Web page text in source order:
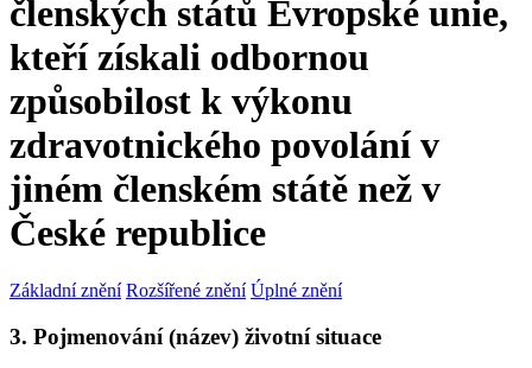
členských států Evropské unie,
kteří získali odbornou
způsobilost k výkonu
zdravotnického povolání v
jiném členském státě než v
České republice
Základní znění Rozšířené znění Úplné znění
3. Pojmenování (název) životní situace